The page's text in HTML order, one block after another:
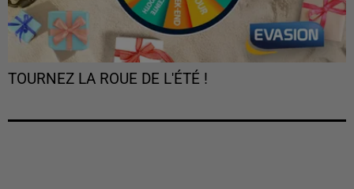
TOURNEZ LA ROUE DE L'ÉTÉ !